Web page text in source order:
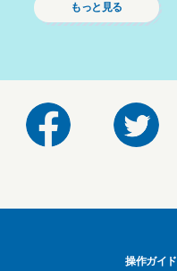
もっと見る
操作ガイド